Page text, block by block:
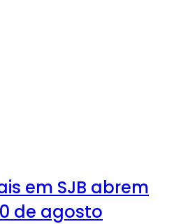
em SJB abrem
de agosto